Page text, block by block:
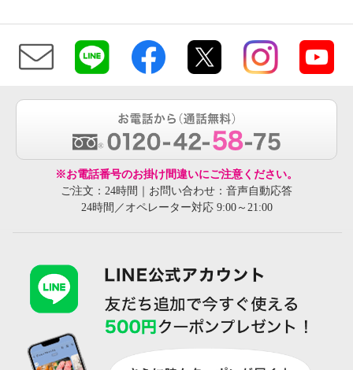
※お電話番号のお掛け間違いにご注意ください。
ご注文：24時間｜お問い合わせ：音声自動応答
24時間／オペレーター対応 9:00～21:00